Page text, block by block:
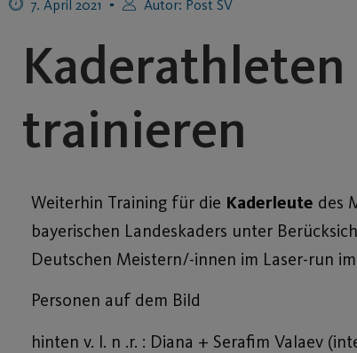
7. April 2021 Autor: Post SV
trainieren
Weiterhin Training für die Kaderleute des
bayerischen Landeskaders unter
Deutschen Meistern/-innen im Laser-run
Personen auf dem Bild
hinten v. l. n .r. : Diana + Serafim Valaev